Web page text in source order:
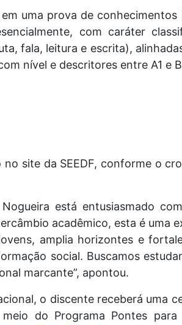
uma prova de
com caráter
fala, leitura e escrita),
nível e descritores entre A1 e
site da SEEDF, conforme o
está entusiasmado
acadêmico, esta é uma
amplia horizontes e
social. Buscamos
marcante”, apontou.
o discente receberá uma
do Programa Pontes